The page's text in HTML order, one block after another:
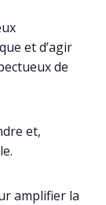
et d’agir
de
et,
amplifier la